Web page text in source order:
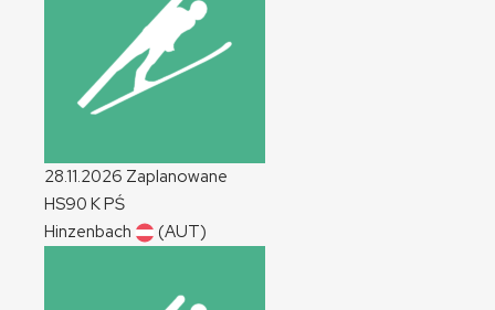
28.11.2026 Zaplanowane
HS90 KPŚ
Hinzenbach
(AUT)